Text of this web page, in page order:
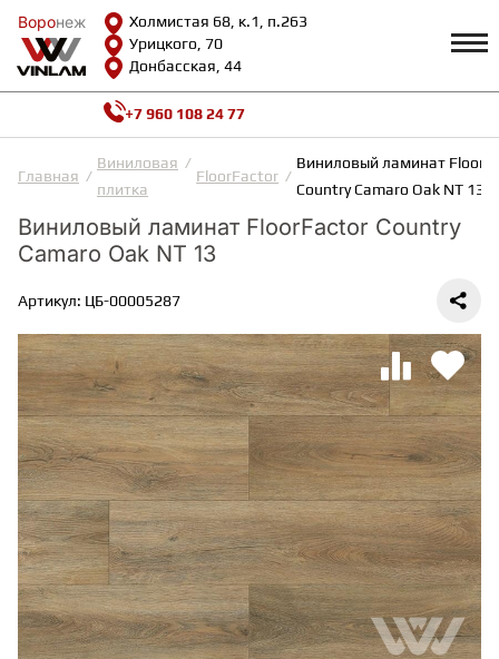
Воронеж
Холмистая 68, к.1, п.263
Урицкого, 70
Донбасская, 44
Воронеж
КАТАЛОГ Профиль
Возврат и гарантии
Сотрудничество
Видеообзоры
Как выбрать
Калькулятор
О нас
Контакты
ВИНИЛОВАЯ ПЛИТКА
ЛАМИНАТ
ИНЖЕНЕРНАЯ ДОСКА
ПАРКЕТНАЯ ДОСКА
ТЕРРАСНАЯ ДОСКА
КОВРОВАЯ ПЛИТКА
+7 960 108 24 77
Главная
Виниловая
плитка
FloorFactor
Виниловый ламинат
Country Camaro Oak NT 13
Виниловый ламинат FloorFactor Country
Camaro Oak NT 13
Артикул: ЦБ-00005287